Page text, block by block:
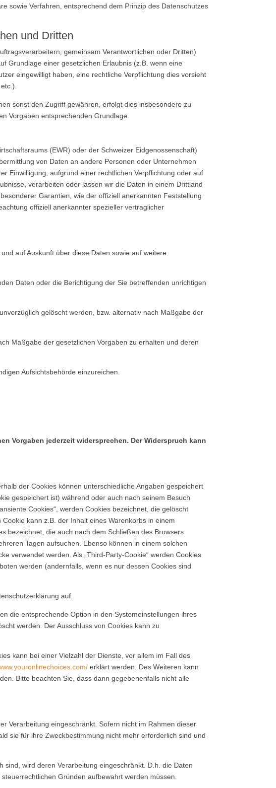
sowie Verfahren, entsprechend dem Prinzip des Datenschutzes
und Dritten
gemeinsam Verantwortlichen oder Dritten)
Grundlage einer gesetzlichen Erlaubnis (z.B. wenn eine
eingewilligt haben, eine rechtliche Verpflichtung dies vorsieht
sonst den Zugriff gewähren, erfolgt dies insbesondere zu
Vorgaben entsprechenden Grundlage.
(EWR) oder der Schweizer Eidgenossenschaft)
von Daten an andere Personen oder Unternehmen
Einwilligung, aufgrund einer rechtlichen Verpflichtung oder auf
verarbeiten oder lassen wir die Daten in einem Drittland
Garantien, wie der offiziell anerkannten Feststellung
offiziell anerkannter spezieller vertraglicher
auf Auskunft über diese Daten sowie auf weitere
Daten oder die Berichtigung der Sie betreffenden unrichtigen
gelöscht werden, bzw. alternativ nach Maßgabe der
Maßgabe der gesetzlichen Vorgaben zu erhalten und deren
Aufsichtsbehörde einzureichen.
Vorgaben jederzeit widersprechen. Der Widerspruch kann
der Cookies können unterschiedliche Angaben gespeichert
gespeichert ist) während oder auch nach seinem Besuch
Cookies“, werden Cookies bezeichnet, die gelöscht
kann z.B. der Inhalt eines Warenkorbs in einem
bezeichnet, die auch nach dem Schließen des Browsers
Tagen aufsuchen. Ebenso können in einem solchen
verwendet werden. Als „Third-Party-Cookie“ werden Cookies
werden (andernfalls, wenn es nur dessen Cookies sind
auf.
die entsprechende Option in den Systemeinstellungen ihres
werden. Der Ausschluss von Cookies kann zu
kann bei einer Vielzahl der Dienste, vor allem im Fall des
erklärt werden. Des Weiteren kann
Bitte beachten Sie, dass dann gegebenenfalls nicht alle
Verarbeitung eingeschränkt. Sofern nicht im Rahmen dieser
sie für ihre Zweckbestimmung nicht mehr erforderlich sind und
wird deren Verarbeitung eingeschränkt. D.h. die Daten
Gründen aufbewahrt werden müssen.